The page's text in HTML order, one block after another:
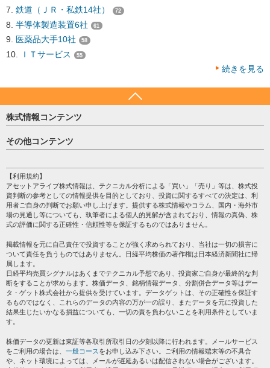
鉄道（ＪＲ・私鉄14社） 72
半導体製造装置6社 61
医薬品大手10社 58
ＩＴサービス 55
続きを見る
株式情報コンテンツ
日経平均
売買シグナル
株テーマ情報
海外市況
投資カレンダー
格付け情報
その他コンテンツ
個人情報保護方針
プライバシーポリシー
会社案内
サイトマップ
過去データ
【利用規約】
アセットアライブ株式情報は、テクニカル分析による「買い」「売り」等は、株式投
資判断の参考としての情報提供を目的としており、投資に関するすべての決定は、利
用者ご自身の判断でお願い申し上げます。提供する株式情報やコラム、国内・海外市
場の見通し等についても、執筆者による個人的見解が含まれており、情報の真偽、株
式の評価に関する正確性・信頼性等を保証するものではありません。
掲載情報を元に自己責任で投資することが強く求められており、当社は一切の損害に
ついて責任を負うものではありません。日経平均株価の著作権は日本経済新聞社に帰
属します。
日経平均売買シグナルはあくまでテクニカル予想であり、投資家ご自身が最終的な判
断をすることが求めらます。株価データ、銘柄情報データ、分割併合データ等はデー
タ・ゲット株式会社から提供を受けています。データゲットは、その正確性を保証す
るものではなく、これらのデータの内容の万が一の誤り、またデータを元に投資した
結果生じたいかなる損益についても、一切の責を負わないことを利用条件としていま
す。
株価データの更新は東証等各取引所取引日の夕刻以降に行われます。メールサービス
をご利用の場合は、 一般コース をお申し込み下さい。ご利用の情報端末等の不具合
や、ネット環境によっては、メールが遅延あるいは配信されない場合がございます。